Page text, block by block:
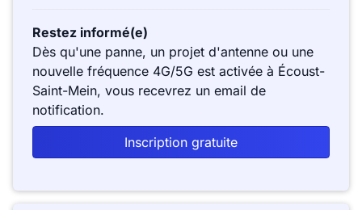
Restez informé(e)
Dès qu'une panne, un projet d'antenne ou une
nouvelle fréquence 4G/5G est activée à Écoust-
Saint-Mein, vous recevrez un email de
notification.
Inscription gratuite